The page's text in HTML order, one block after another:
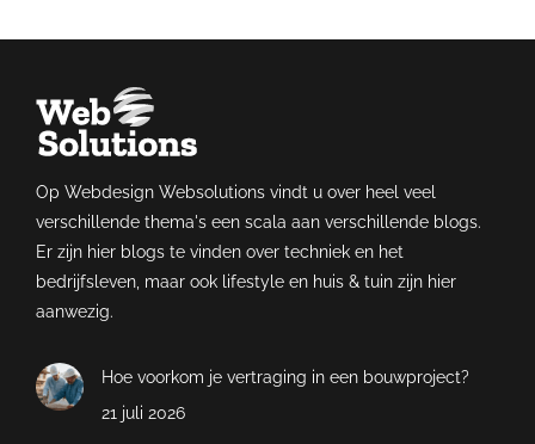
Op Webdesign Websolutions vindt u over heel veel
verschillende thema's een scala aan verschillende blogs.
Er zijn hier blogs te vinden over techniek en het
bedrijfsleven, maar ook lifestyle en huis & tuin zijn hier
aanwezig.
Hoe voorkom je vertraging in een bouwproject?
21 juli 2026